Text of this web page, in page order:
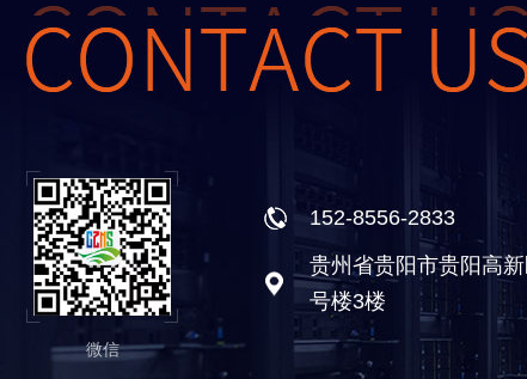
微信
152-8556-2833
贵州省贵阳市贵阳高
号楼3楼